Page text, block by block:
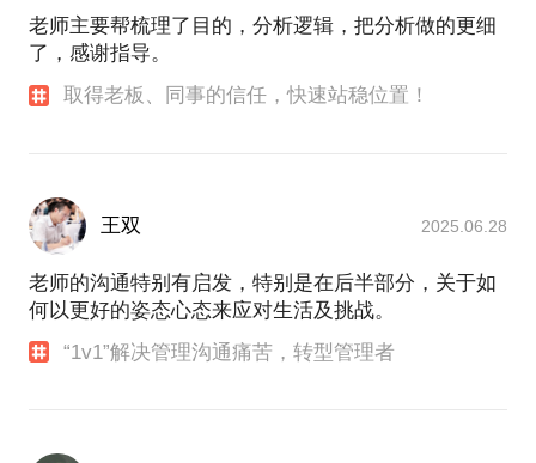
我所从事的行业是专业人力资源服务；职业规划、员
工发展是我生活中切身体验和研究兴趣的结合点；服
务产品的管理和模式创新，O2O服务的前端和后端运
营，B端客户的内外部需求，服务项目管理，这些是
务企业、顶级服务商，FESCO，高级产品经理、产品
部创立者；全国民营规模第一人力资源服务品牌，智
联易才，客服总监（高速发展期）；全国领先的人力
资源服务模式创新创业企业（软银中国投资），智
阳，产品总监；全国首批新三板人力资源服务企业
（创新层、做市指标股），搜才人力，董事副总；先
锋宜租董事总经理、事业部负责人；某数字科技公司
老师主要帮梳理了目的，分析逻辑，把分析做的更细
了，感谢指导。
取得老板、同事的信任，快速站稳位置！
王双 2025.06.28
老师的沟通特别有启发，特别是在后半部分，关于如
何以更好的姿态心态来应对生活及挑战。
“1v1”解决管理沟通痛苦，转型管理者